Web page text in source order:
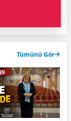
Tümünü Gör